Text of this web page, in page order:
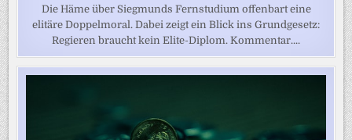
Die Häme über Siegmunds Fernstudium offenbart eine
elitäre Doppelmoral. Dabei zeigt ein Blick ins Grundgesetz:
Regieren braucht kein Elite-Diplom. Kommentar....